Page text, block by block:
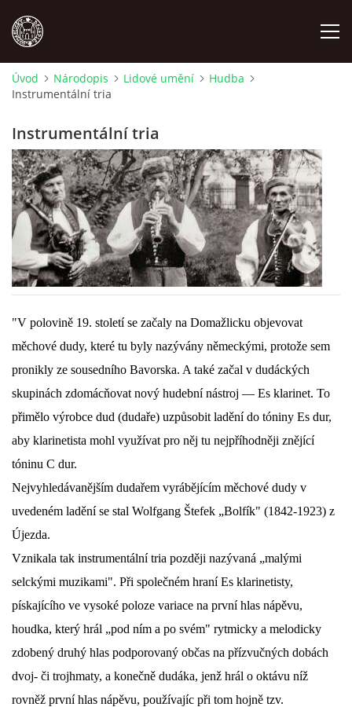
MÍSTOPIS
NÁRODOPIS
OSOBNOSTI
OSTATNÍ
ODKAZY
tel. 773 916 275
info@domdej.cz
Tento projekt je realizován za finanční podpory
© 2026 eStránky.cz | Aktualizováno: 17. 7. 2026 |Nahoru ↑
Úvod Národopis Lidové umění
Hudba
Instrumentální tria
Instrumentální tria
"V polovině 19. století se začaly na Domažlicku objevovat
měchové dudy, které tu byly nazývány německými, protože sem
pronikly ze sousedního Bavorska. A také začal v dudáckých
skupinách zdomácňovat nový hudební nástroj — Es klarinet. To
přimělo výrobce dud (dudaře) uzpůsobit ladění do tóniny Es dur,
aby klarinetista mohl využívat pro něj tu nejpříhodněji znějící
tóninu C dur.
Nejvyhledávanějším dudařem vyrábějícím měchové dudy v
uvedeném ladění se stal Wolfgang Štefek „Bolfík" (1842-1923) z
Újezda.
Vznikala tak instrumentální tria později nazývaná „malými
selckými muzikami". Při společném hraní Es klarinetisty,
pískajícího ve vysoké poloze variace na první hlas nápěvu,
houdka, který hrál „pod ním a po svém" rytmicky a melodicky
zdobený druhý hlas podporovaný občas na přízvučných dobách
dvoj- či trojhmaty, a konečně dudáka, jenž hrál o oktávu níž
rovněž první hlas nápěvu, používajíc při tom hojně tzv.